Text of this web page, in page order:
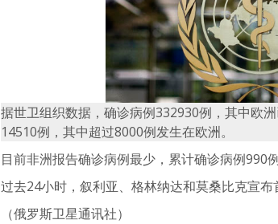
据世卫组织数据，确诊病例332930例，其中欧
14510例，其中超过8000例发生在欧洲。
目前非洲报告确诊病例最少，累计确诊病例990
过去24小时，叙利亚、格林纳达和莫桑比克宣布
（俄罗斯卫星通讯社）